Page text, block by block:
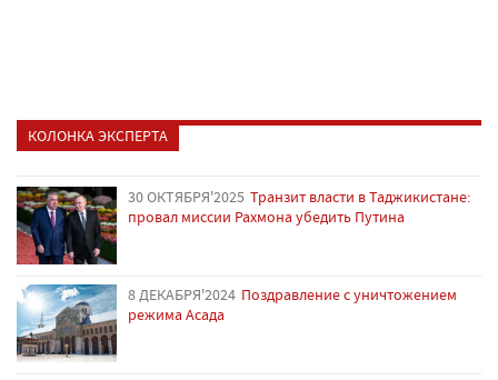
КОЛОНКА ЭКСПЕРТА
30 ОКТЯБРЯ'2025 Транзит власти в Таджикистане:
провал миссии Рахмона убедить Путина
8 ДЕКАБРЯ'2024 Поздравление с уничтожением
режима Асада